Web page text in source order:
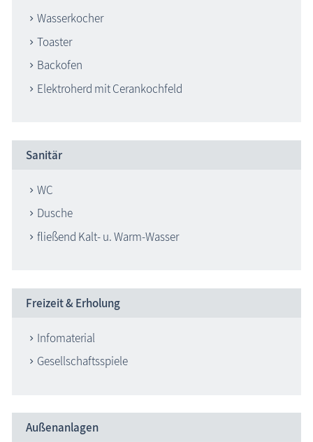
Wasserkocher
Toaster
Backofen
Elektroherd mit Cerankochfeld
Sanitär
WC
Dusche
fließend Kalt- u. Warm-Wasser
Freizeit & Erholung
Infomaterial
Gesellschaftsspiele
Außenanlagen